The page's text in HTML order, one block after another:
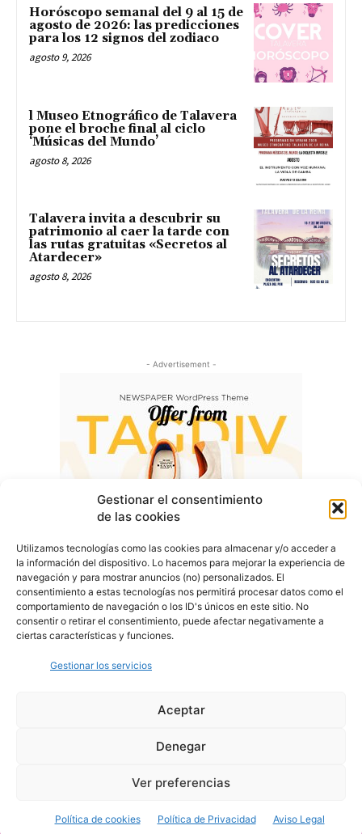
Gestionar el consentimiento
de las cookies
Utilizamos tecnologías como las cookies para almacenar y/o acceder a
la información del dispositivo. Lo hacemos para mejorar la experiencia de
navegación y para mostrar anuncios (no) personalizados. El
consentimiento a estas tecnologías nos permitirá procesar datos como el
comportamiento de navegación o los ID's únicos en este sitio. No
consentir o retirar el consentimiento, puede afectar negativamente a
ciertas características y funciones.
Gestionar los servicios
Aceptar
Denegar
Ver preferencias
Política de cookies Política de Privacidad Aviso Legal
Horóscopo semanal del 9 al 15 de
agosto de 2026: las predicciones
para los 12 signos del zodiaco
agosto 9, 2026
l Museo Etnográfico de Talavera
pone el broche final al ciclo
‘Músicas del Mundo’
agosto 8, 2026
Talavera invita a descubrir su
patrimonio al caer la tarde con
las rutas gratuitas «Secretos al
Atardecer»
agosto 8, 2026
- Advertisement -